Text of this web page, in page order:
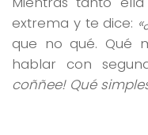
extrema y te dice:
que no qué. Qué
hablar con
coññee! Qué